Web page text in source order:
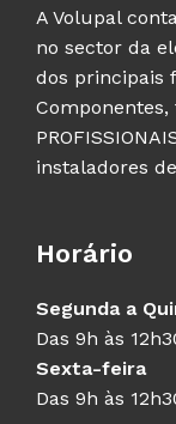
A Volupal
no sector da
dos principais
instaladores
Horário
Segunda a
Das 9h às
Sexta-feira
Das 9h às